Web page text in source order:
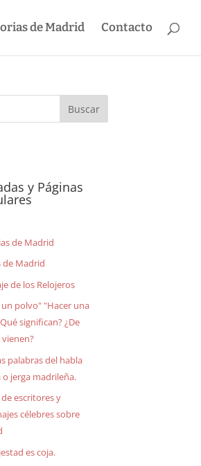
de Madrid Contacto
y Páginas
de Madrid
de Madrid
de los Relojeros
un polvo" "Hacer una
significan? ¿De
palabras del habla
o jerga madrileña.
de escritores y
célebres sobre
es coja.